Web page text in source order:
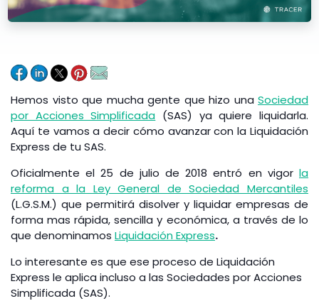
Hemos visto que mucha gente que hizo una Sociedad
por Acciones Simplificada (SAS) ya quiere liquidarla.
Aquí te vamos a decir cómo avanzar con la Liquidación
Express de tu SAS.
Oficialmente el25 de julio de 2018 entró en vigorla
reforma a la Ley General de Sociedad Mercantiles
(L.G.S.M.) que permitirá disolver y liquidar empresas de
forma mas rápida, sencilla y económica, a través de lo
que denominamos Liquidación Express.
Lo interesante es que ese proceso de Liquidación
Express le aplica incluso a las Sociedades por Acciones
Simplificada (SAS).